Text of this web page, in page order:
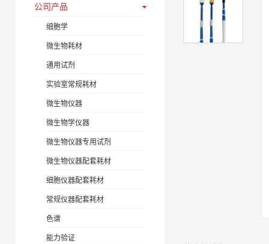
公司产品
细胞学
微生物耗材
通用试剂
实验室常规耗材
微生物仪器
微生物学仪器
微生物仪器专用试剂
微生物仪器配套耗材
细胞仪器配套耗材
常规仪器配套耗材
色谱
能力验证